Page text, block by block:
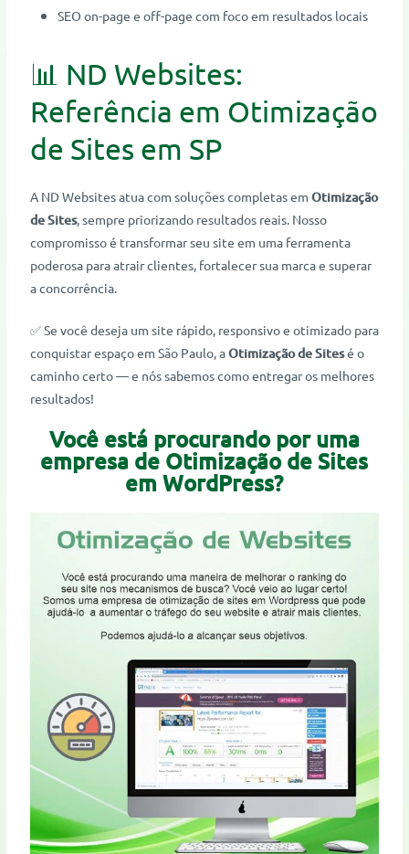
SEO on-page e off-page com foco em resultados locais
📊 ND Websites:
Referência em Otimização
de Sites em SP
A ND Websites atua com soluções completas em Otimização
de Sites, sempre priorizando resultados reais. Nosso
compromisso é transformar seu site em uma ferramenta
poderosa para atrair clientes, fortalecer sua marca e superar
a concorrência.
✅ Se você deseja um site rápido, responsivo e otimizado para
conquistar espaço em São Paulo, aOtimização de Sitesé o
caminho certo — e nós sabemos como entregar os melhores
resultados!
Você está procurando por uma
empresa de Otimização de Sites
em WordPress?